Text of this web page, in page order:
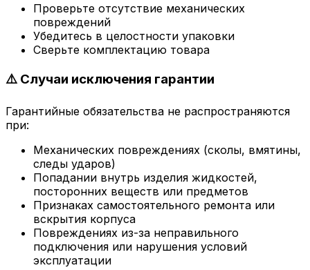
Проверьте отсутствие механических
повреждений
Убедитесь в целостности упаковки
Сверьте комплектацию товара
⚠️ Случаи исключения гарантии
Гарантийные обязательства не распространяются
при:
Механических повреждениях (сколы, вмятины,
следы ударов)
Попадании внутрь изделия жидкостей,
посторонних веществ или предметов
Признаках самостоятельного ремонта или
вскрытия корпуса
Повреждениях из-за неправильного
подключения или нарушения условий
эксплуатации